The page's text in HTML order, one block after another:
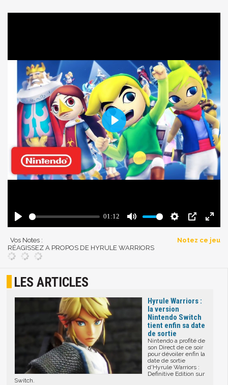
Vos Notes :
Notez ce jeu
RÉAGISSEZ A PROPOS DE HYRULE WARRIORS
LES ARTICLES
Hyrule Warriors :
la version
Nintendo Switch
tient enfin sa date
de sortie
Nintendo a profité de
son Direct de ce soir
pour dévoiler enfin la
date de sortie
d'Hyrule Warriors :
Definitive Edition sur
Switch.